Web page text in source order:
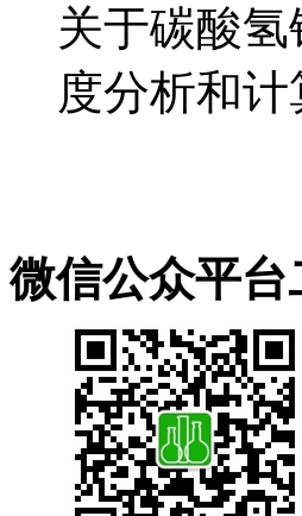
关于碳酸
度分析和
微信公众平台